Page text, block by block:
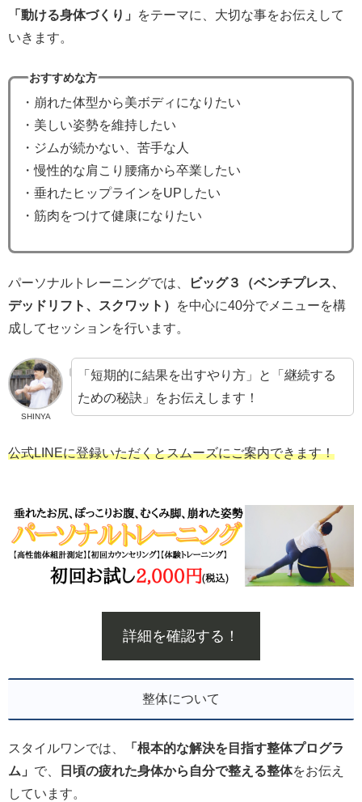
「動ける身体づくり」
をテーマに、大切な事をお伝えして
いきます。
おすすめな方
・崩れた体型から美ボディになりたい
・美しい姿勢を維持したい
・ジムが続かない、苦手な人
・慢性的な肩こり腰痛から卒業したい
・垂れたヒップラインをUPしたい
・筋肉をつけて健康になりたい
パーソナルトレーニングでは、
ビッグ３（ベンチプレス、
デッドリフト、スクワット）
を中心に40分でメニューを構
成してセッションを行います。
SHINYA
「短期的に結果を出すやり方」と「継続する
ための秘訣」をお伝えします！
公式LINEに登録いただくとスムーズにご案内できます！
詳細を確認する！
整体について
スタイルワンでは、
「根本的な解決を目指す整体プログラ
ム」 で、 日頃の疲れた身体から自分で整える整体をお伝え
しています。